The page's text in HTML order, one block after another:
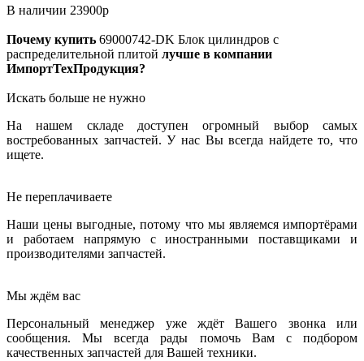
В наличии 23900р
Почему купить 69000742-DK Блок цилиндров с
распределительной плитой лучше в компании
ИмпортТехПродукция?
Искать больше не нужно
На нашем складе доступен огромный выбор самых
востребованных запчастей. У нас Вы всегда найдете то, что
ищете.
Не переплачиваете
Наши цены выгодные, потому что мы являемся импортёрами
и работаем напрямую с иностранными поставщиками и
производителями запчастей.
Мы ждём вас
Персональный менеджер уже ждёт Вашего звонка или
сообщения. Мы всегда рады помочь Вам с подбором
качественных запчастей для Вашей техники.